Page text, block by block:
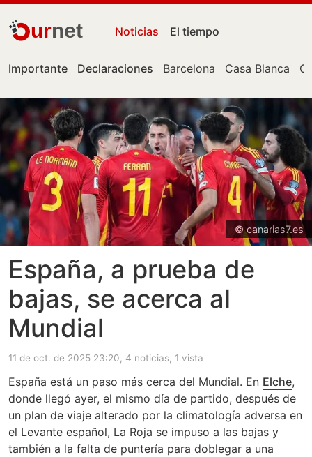
urnet Noticias El tiempo
Importante Declaraciones Barcelona Casa Blanca
© canarias7.es
España, a prueba de
bajas, se acerca al
Mundial
11 de oct. de 2025 23:20, 4 noticias, 1 vista
España está un paso más cerca del Mundial. En Elche,
donde llegó ayer, el mismo día de partido, después de
un plan de viaje alterado por la climatología adversa en
el Levante español, La Roja se impuso a las bajas y
también a la falta de puntería para doblegar a una